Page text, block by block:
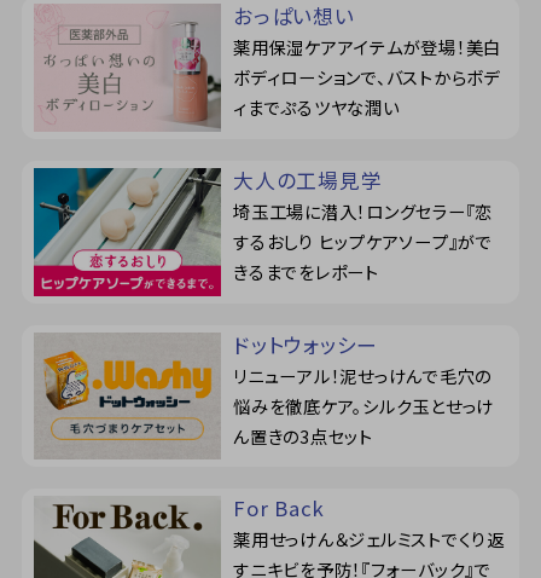
おっぱい想い
薬用保湿ケアアイテムが登場！美白
ボディローションで、バストからボデ
ィまでぷるツヤな潤い
大人の工場見学
埼玉工場に潜入！ロングセラー『恋
するおしり ヒップケアソープ』がで
きるまでをレポート
ドットウォッシー
リニューアル！泥せっけんで毛穴の
悩みを徹底ケア。シルク玉とせっけ
ん置きの3点セット
For Back
薬用せっけん＆ジェルミストでくり返
すニキビを予防！『フォーバック』で